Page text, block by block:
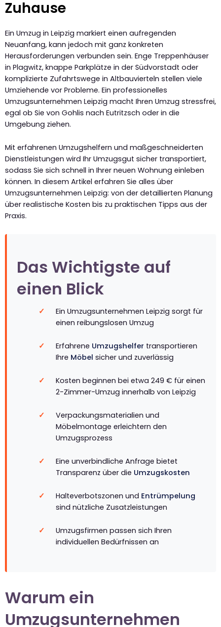
Zuhause
Ein Umzug in Leipzig markiert einen aufregenden
Neuanfang, kann jedoch mit ganz konkreten
Herausforderungen verbunden sein. Enge Treppenhäuser
in Plagwitz, knappe Parkplätze in der Südvorstadt oder
komplizierte Zufahrtswege in Altbauvierteln stellen viele
Umziehende vor Probleme. Ein professionelles
Umzugsunternehmen Leipzig macht Ihren Umzug stressfrei,
egal ob Sie von Gohlis nach Eutritzsch oder in die
Umgebung ziehen.
Mit erfahrenen Umzugshelfern und maßgeschneiderten
Dienstleistungen wird Ihr Umzugsgut sicher transportiert,
sodass Sie sich schnell in Ihrer neuen Wohnung einleben
können. In diesem Artikel erfahren Sie alles über
Umzugsunternehmen Leipzig: von der detaillierten Planung
über realistische Kosten bis zu praktischen Tipps aus der
Praxis.
Das Wichtigste auf
einen Blick
Ein Umzugsunternehmen Leipzig sorgt für
einen reibungslosen Umzug
Erfahrene Umzugshelfer transportieren
Ihre Möbel sicher und zuverlässig
Kosten beginnen bei etwa 249 € für einen
2-Zimmer-Umzug innerhalb von Leipzig
Verpackungsmaterialien und
Möbelmontage erleichtern den
Umzugsprozess
Eine unverbindliche Anfrage bietet
Transparenz über die Umzugskosten
Halteverbotszonen und Entrümpelung
sind nützliche Zusatzleistungen
Umzugsfirmen passen sich Ihren
individuellen Bedürfnissen an
Warum ein
Umzugsunternehmen